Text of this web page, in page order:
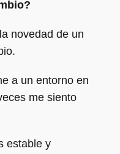
novedad de un
a un entorno en
me siento
estable y